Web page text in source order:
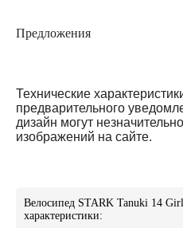
Предложения
Технические
предварительного
дизайн могут
изображений на сайте.
Велосипед STARK Tanuki 14
характеристики: